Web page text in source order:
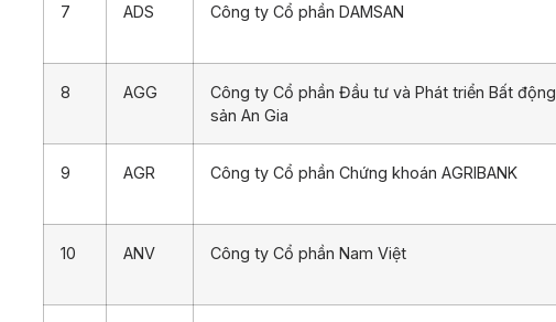
7 ADS Công ty Cổ phần DAMSAN
8 AGG
Công ty Cổ phần Đầu tư và Phát triển Bất động
sản An Gia
9 AGR Công ty Cổ phần Chứng khoán AGRIBANK
10 ANV Công ty Cổ phần Nam Việt